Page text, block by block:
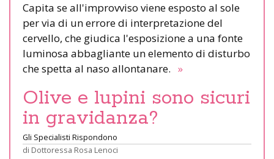
Capita se all'improvviso viene esposto al sole
per via di un errore di interpretazione del
cervello, che giudica l'esposizione a una fonte
luminosa abbagliante un elemento di disturbo
che spetta al naso allontanare. »
Olive e lupini sono sicuri
in gravidanza?
Gli Specialisti Rispondono
di Dottoressa Rosa Lenoci